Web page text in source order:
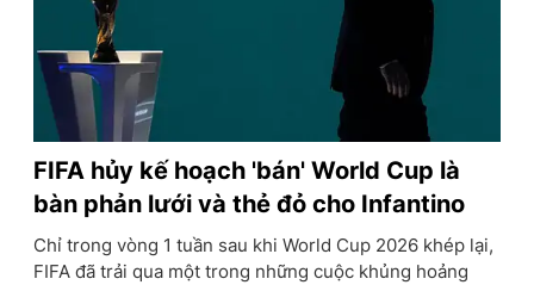
FIFA hủy kế hoạch 'bán' World Cup là
bàn phản lưới và thẻ đỏ cho Infantino
Chỉ trong vòng 1 tuần sau khi World Cup 2026 khép lại,
FIFA đã trải qua một trong những cuộc khủng hoảng